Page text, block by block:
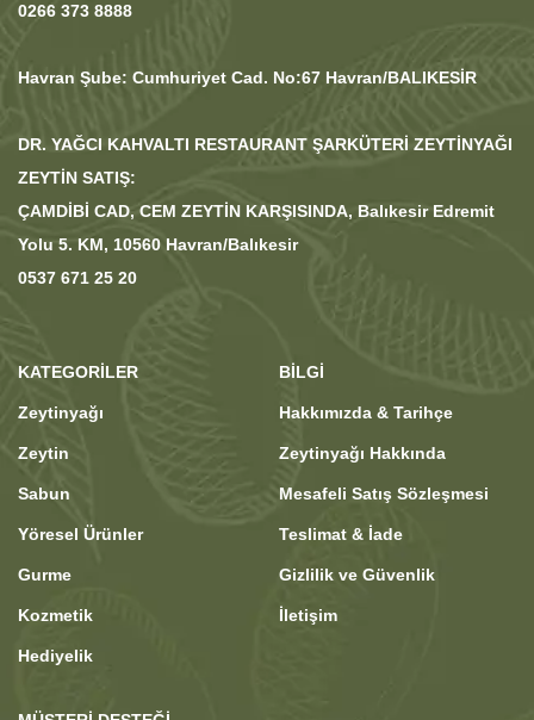
0266 373 8888
Havran Şube: Cumhuriyet Cad. No:67 Havran/BALIKESİR
DR. YAĞCI KAHVALTI RESTAURANT ŞARKÜTERİ ZEYTİNYAĞI
ZEYTİN SATIŞ:
ÇAMDİBİ CAD, CEM ZEYTİN KARŞISINDA, Balıkesir Edremit
Yolu 5. KM, 10560 Havran/Balıkesir
0537 671 25 20
KATEGORILER
Zeytinyağı
Zeytin
Sabun
Yöresel Ürünler
Gurme
Kozmetik
Hediyelik
BİLGİ
Hakkımızda & Tarihçe
Zeytinyağı Hakkında
Mesafeli Satış Sözleşmesi
Teslimat & İade
Gizlilik ve Güvenlik
İletişim